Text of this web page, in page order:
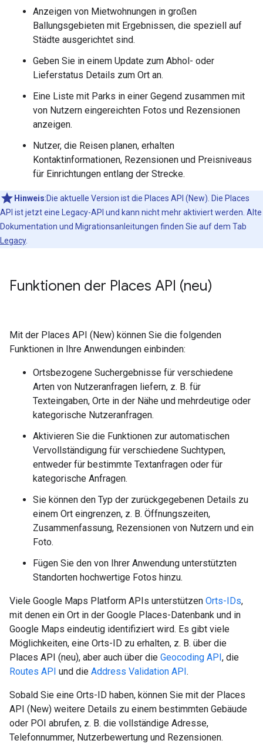
Anzeigen von Mietwohnungen in großen
Ballungsgebieten mit Ergebnissen, die speziell auf
Städte ausgerichtet sind.
Geben Sie in einem Update zum Abhol- oder
Lieferstatus Details zum Ort an.
Eine Liste mit Parks in einer Gegend zusammen mit
von Nutzern eingereichten Fotos und Rezensionen
anzeigen.
Nutzer, die Reisen planen, erhalten
Kontaktinformationen, Rezensionen und Preisniveaus
für Einrichtungen entlang der Strecke.
Hinweis:Die aktuelle Version ist die Places API (New). Die Places
API ist jetzt eine Legacy-API und kann nicht mehr aktiviert werden. Alte
Dokumentation und Migrationsanleitungen finden Sie auf dem Tab
Legacy.
Funktionen der Places API (neu)
Mit der Places API (New) können Sie die folgenden
Funktionen in Ihre Anwendungen einbinden:
Ortsbezogene Suchergebnisse für verschiedene
Arten von Nutzeranfragen liefern, z. B. für
Texteingaben, Orte in der Nähe und mehrdeutige oder
kategorische Nutzeranfragen.
Aktivieren Sie die Funktionen zur automatischen
Vervollständigung für verschiedene Suchtypen,
entweder für bestimmte Textanfragen oder für
kategorische Anfragen.
Sie können den Typ der zurückgegebenen Details zu
einem Ort eingrenzen, z. B. Öffnungszeiten,
Zusammenfassung, Rezensionen von Nutzern und ein
Foto.
Fügen Sie den von Ihrer Anwendung unterstützten
Standorten hochwertige Fotos hinzu.
Viele Google Maps Platform APIs unterstützen Orts-IDs,
mit denen ein Ort in der Google Places-Datenbank und in
Google Maps eindeutig identifiziert wird. Es gibt viele
Möglichkeiten, eine Orts-ID zu erhalten, z. B. über die
Places API (neu), aber auch über die Geocoding API, die
Routes API und die Address Validation API.
Sobald Sie eine Orts-ID haben, können Sie mit der Places
API (New) weitere Details zu einem bestimmten Gebäude
oder POI abrufen, z. B. die vollständige Adresse,
Telefonnummer, Nutzerbewertung und Rezensionen.